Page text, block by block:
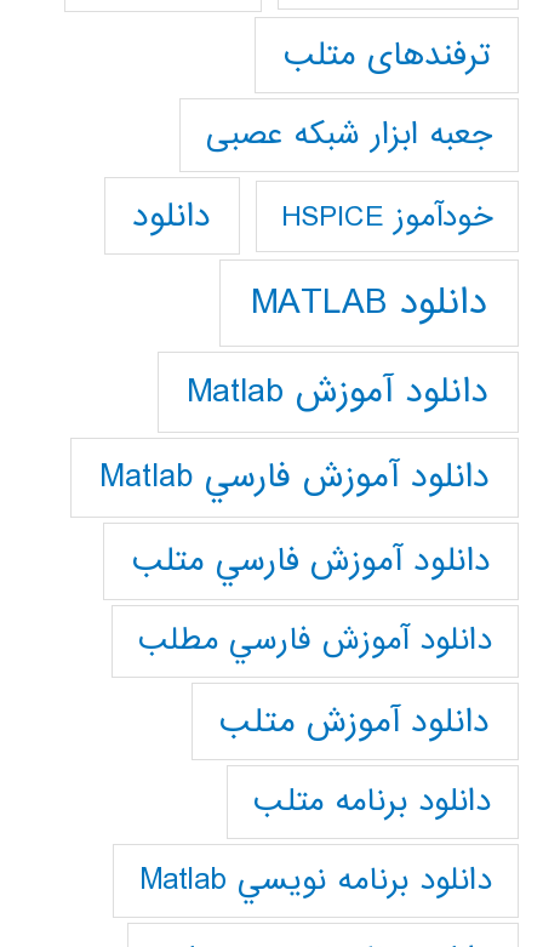
ترفندهای متلب
جعبه ابزار شبکه عصبی
خودآموز HSPICE دانلود
دانلود MATLAB
دانلود آموزش Matlab
دانلود آموزش فارسي Matlab
دانلود آموزش فارسي متلب
دانلود آموزش فارسي مطلب
دانلود آموزش متلب
دانلود برنامه متلب
دانلود برنامه نويسي Matlab